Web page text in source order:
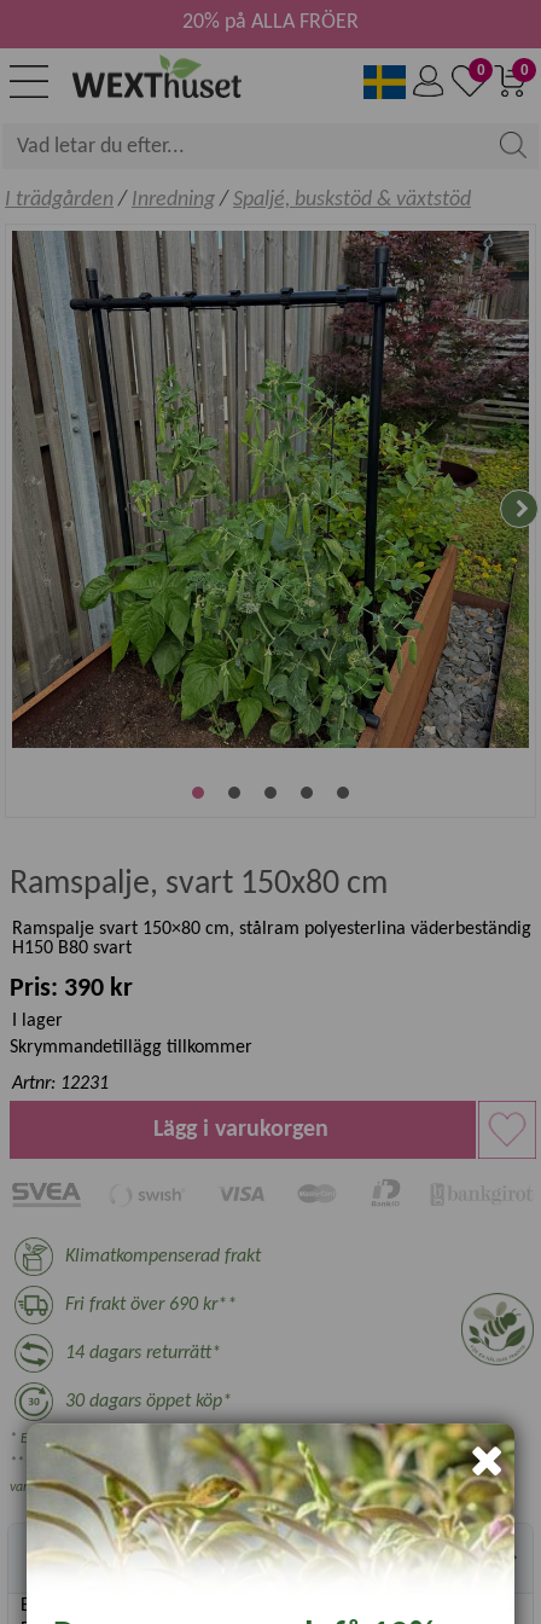
0
0
20% på ALLA FRÖER
I trädgården / Inredning/ Spaljé, buskstöd & växtstöd
Ramspalje, svart 150x80 cm
Ramspalje svart 150×80 cm, stålram polyesterlina väderbeständig
H150 B80 svart
Pris: 390 kr
I lager
Skrymmandetillägg tillkommer
Artnr: 12231
Lägg i varukorgen
Klimatkompenserad frakt
Fri frakt över 690 kr**
14 dagars returrätt*
30 dagars öppet köp*
* Ej växter, nyttodjur och beställningsvara, se villkor.
** Gäller ej växthus, plantskoleväxter och vissa övriga skrymmande
varor.
Produktbeskrivning
En spalje med stabil ramkonstruktion.